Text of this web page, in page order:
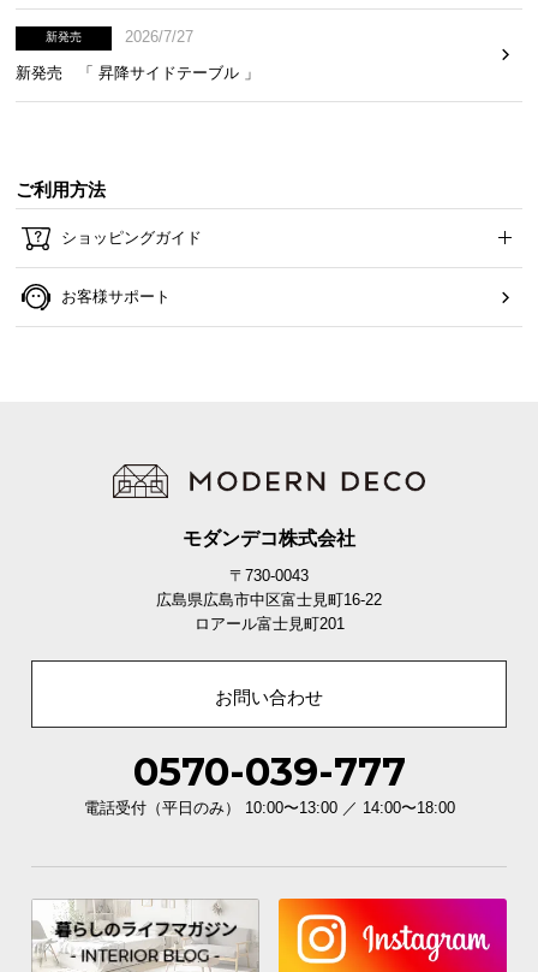
新発売
2026/7/27
新発売 「 昇降サイドテーブル 」
ご利用方法
ショッピングガイド
お客様サポート
モダンデコ株式会社
〒730-0043
広島県広島市中区富士見町16-22
ロアール富士見町201
お問い合わせ
0570-039-777
電話受付（平日のみ） 10:00〜13:00 ／ 14:00〜18:00